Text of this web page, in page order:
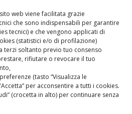
web viene facilitata grazie
che sono indispensabili per garantire
tecnici) e che vengono applicati di
(statistici e/o di profilazione)
terzi soltanto previo tuo consenso
rifiutare o revocare il tuo
(tasto “Visualizza le
per acconsentire a tutti i cookies.
(crocetta in alto) per continuare senza
registrata presso il Tribunale di
Direttore responsabile: